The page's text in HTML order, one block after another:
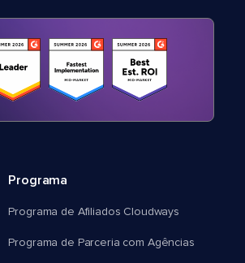
Programa
Programa de Afiliados Cloudways
Programa de Parceria com Agências